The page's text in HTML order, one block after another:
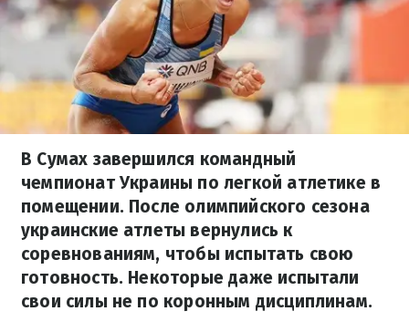
В Сумах завершился командный
чемпионат Украины по легкой атлетике в
помещении. После олимпийского сезона
украинские атлеты вернулись к
соревнованиям, чтобы испытать свою
готовность. Некоторые даже испытали
свои силы не по коронным дисциплинам.